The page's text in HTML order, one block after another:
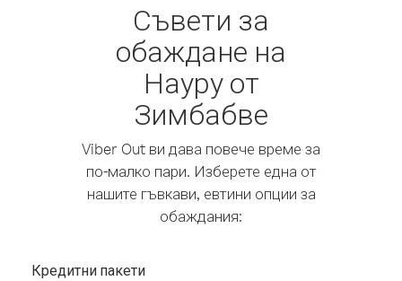
Съвети за
обаждане на
Науру от
Зимбабве
Viber Out ви дава повече време за
по-малко пари. Изберете една от
нашите гъвкави, евтини опции за
обаждания:
Кредитни пакети